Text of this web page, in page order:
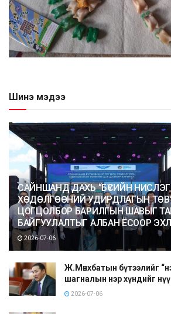
Шинэ мэдээ
САЙНШАНД ДАХЬ “БҮСИЙН
ХӨДӨЛГӨӨНИЙ УДИРДЛАГЫН
ЦОГЦОЛБОР БАРИЛГЫН ШАВЫГ
БАЙГУУЛАЛТЫГ АЛБАН ЁСООР
2026-07-06
Ж.Мөнхбатын бүтээлийг
шагналын нэр хүндийг
2026-07-06